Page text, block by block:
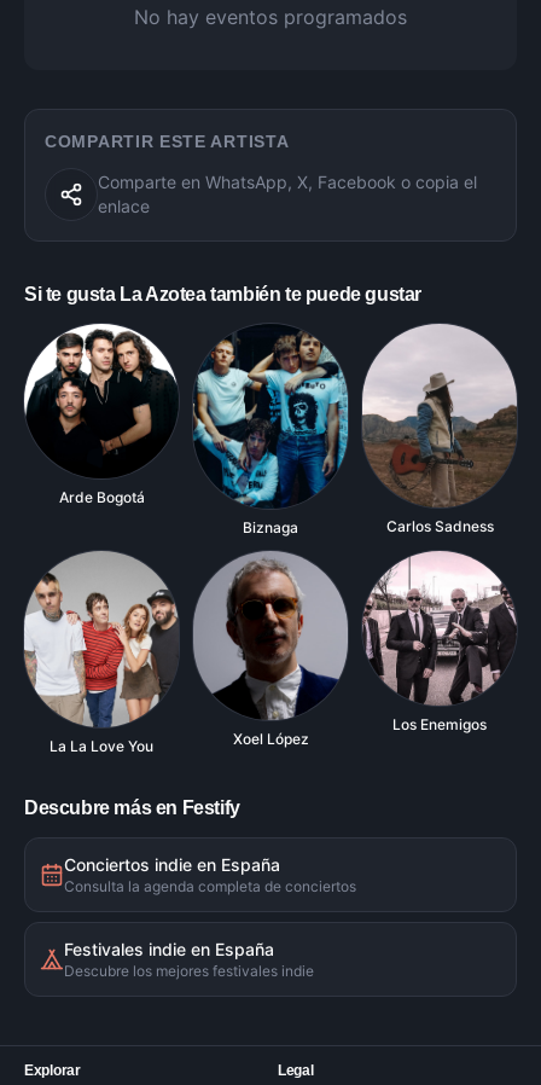
No hay eventos programados
COMPARTIR ESTE ARTISTA
Comparte en WhatsApp, X, Facebook o copia el
enlace
Si te gusta La Azoteatambién te puede gustar
Arde Bogotá
Biznaga
Carlos Sadness
La La Love You Xoel López
Los Enemigos
Descubre más en Festify
Conciertos indie en España
Consulta la agenda completa de conciertos
Festivales indie en España
Descubre los mejores festivales indie
Explorar Legal